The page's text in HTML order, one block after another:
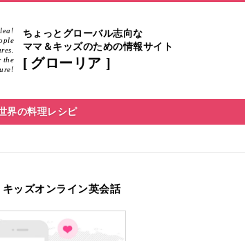
the
ちょっとグローバル志向な
ママ＆キッズのための情報サイト
グローリア
界の料理レシピ
キッズオンライン英会話